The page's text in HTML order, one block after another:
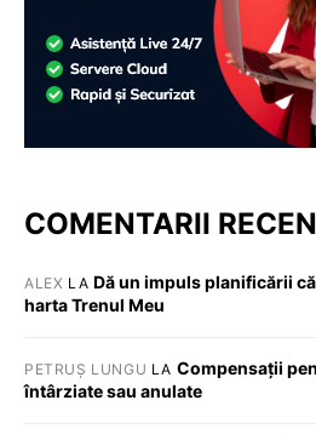
COMENTARII
ALEX LA Dă un impuls planificării
harta Trenul Meu
PETRUȘ LUNGU LA Compensații
întârziate sau anulate